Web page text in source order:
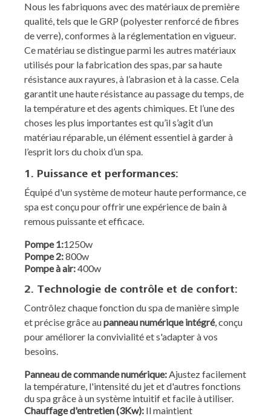
Nous les fabriquons avec des matériaux de première
qualité, tels que le GRP (polyester renforcé de fibres
de verre), conformes à la réglementation en vigueur.
Ce matériau se distingue parmi les autres matériaux
utilisés pour la fabrication des spas, par sa haute
résistance aux rayures, à l’abrasion et à la casse. Cela
garantit une haute résistance au passage du temps, de
la température et des agents chimiques. Et l’une des
choses les plus importantes est qu’il s’agit d’un
matériau réparable, un élément essentiel à garder à
l’esprit lors du choix d’un spa.
1. Puissance et performances:
Équipé d'un système de moteur haute performance, ce
spa est conçu pour offrir une expérience de bain à
remous puissante et efficace.
Pompe 1:1250w
Pompe2:800w
Pompeà air:400w
2. Technologie de contrôle et de confort:
Contrôlez chaque fonction du spa de manière simple
et précise grâce aupanneau numérique intégré, conçu
pour améliorer la convivialité et s'adapter à vos
besoins.
Panneau de commande numérique:Ajustez facilement
la température, l'intensité du jet et d'autres fonctions
du spa grâce à un système intuitif et facile à utiliser.
Chauffage d'entretien (3Kw): Il maintient